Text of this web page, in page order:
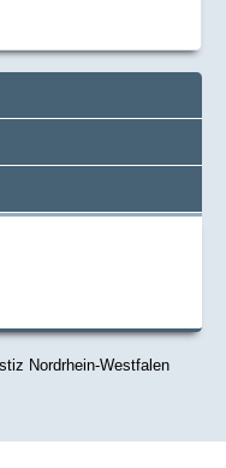
Nordrhein-Westfalen